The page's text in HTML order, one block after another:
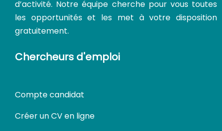
d’activité. Notre équipe cherche pour vous toutes
les opportunités et les met à votre disposition
gratuitement.
Chercheurs d'emploi
Compte candidat
Créer un CV en ligne